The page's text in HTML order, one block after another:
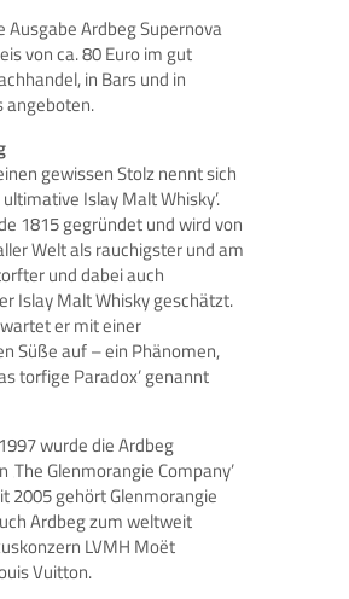
Ausgabe Ardbeg Supernova
von ca. 80 Euro im gut
in Bars und in
angeboten.
gewissen Stolz nennt sich
Islay Malt Whisky’.
1815 gegründet und wird von
Welt als rauchigster und am
und dabei auch
Islay Malt Whisky geschätzt.
er mit einer
Süße auf – ein Phänomen,
torfige Paradox’ genannt
wurde die Ardbeg
‚The Glenmorangie Company’
2005 gehört Glenmorangie
Ardbeg zum weltweit
LVMH Moët
Vuitton.